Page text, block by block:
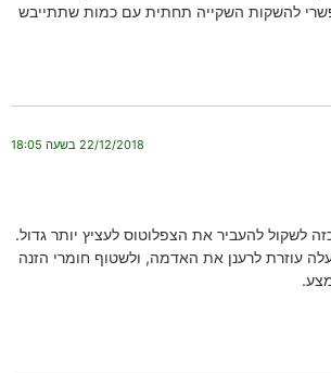
להשקות השקייה תחתית עם כמות שתתייבש
22/12/2018 בשעה 18:05
לשקול להעביר את הצפלוטוס לעציץ יותר גדול.
עוזרת לרענן את האדמה, ולשטוף חומרי הזנה